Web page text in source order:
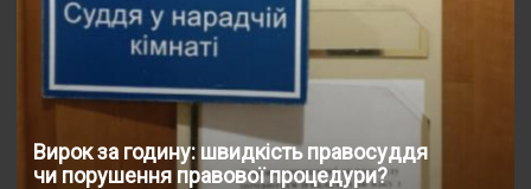
Вирок за годину: швидкість правосуддя
чи порушення правової процедури?